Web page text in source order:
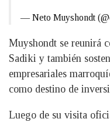
— Neto Muyshondt
Muyshondt se reunirá
Sadiki y también
empresariales
como destino de
Luego de su visita